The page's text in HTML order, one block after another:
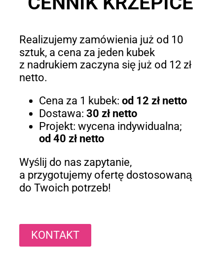
Realizujemy zamówienia już od 10
sztuk, a cena za jeden kubek
z nadrukiem zaczyna się już od 12 zł
netto.
Cena za 1 kubek: od 12 zł netto
Dostawa: 30 zł netto
Projekt: wycena indywidualna;
od 40 zł netto
Wyślij do nas zapytanie,
a przygotujemy ofertę dostosowaną
do Twoich potrzeb!
KONTAKT